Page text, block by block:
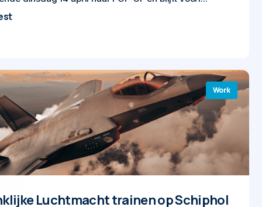
Luchtmacht trainen op Schiphol
Work